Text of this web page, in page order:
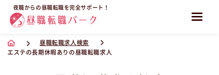
夜職からの昼職転職を完全サポート！
昼職転職求人検索
エステの長期休暇ありの昼職転職求人